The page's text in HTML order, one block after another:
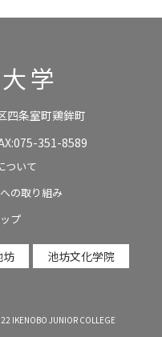
学
四条室町鶏鉾町
351-8589
ついて
の取り組み
プ
坊 池坊文化学院
IKENOBO JUNIOR COLLEGE